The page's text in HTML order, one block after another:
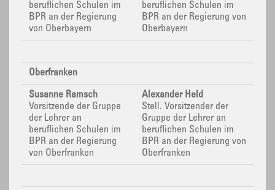
beruflichen Schulen im
BPR an der Regierung
von Oberbayern
beruflichen Schulen im
BPR an der Regierung von
Oberbayern
Oberfranken
Susanne Ramsch
Vorsitzende der Gruppe
der Lehrer an
beruflichen Schulen im
BPR an der Regierung
von Oberfranken
Alexander Held
Stell. Vorsitzender der
Gruppe der Lehrer an
beruflichen Schulen im
BPR an der Regierung von
Oberfranken